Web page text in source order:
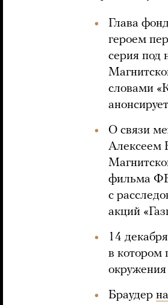
Глава
героем
серия под
словами
О связи
Алексеем
фильма
с
акций
14
в котором
Браудер